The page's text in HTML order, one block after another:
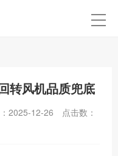
转风机品质兜底
2025-12-26
点击数：